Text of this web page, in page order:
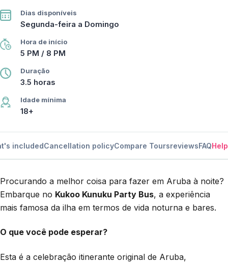
Dias disponíveis
Segunda-feira a Domingo
Hora de início
5 PM / 8 PM
Duração
3.5 horas
Idade mínima
18+
includedCancellation policyCompare ToursreviewsFAQHelp
Procurando a melhor coisa para fazer em Aruba à noite?
Embarque no Kukoo Kunuku Party Bus, a experiência
mais famosa da ilha em termos de vida noturna e bares.
O que você pode esperar?
Esta é a celebração itinerante original de Aruba,